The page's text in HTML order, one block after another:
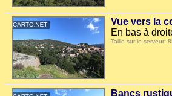
Vue vers la
En bas à
Taille sur le serveur:
Bancs